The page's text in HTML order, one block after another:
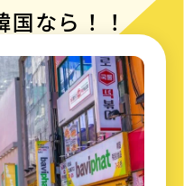
国なら！！